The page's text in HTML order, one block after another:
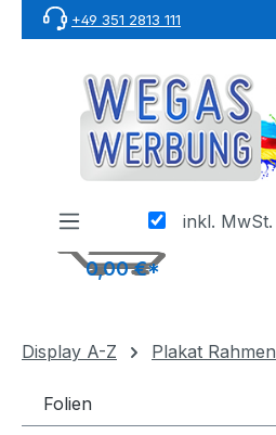
Zum Hauptinhalt springen
+49 351 2813 111
inkl. MwSt.
0,00 €*
Display A-Z Plakat Rahmen
Folien